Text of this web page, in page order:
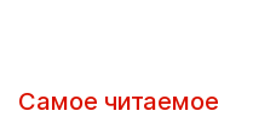
Самое читаемое